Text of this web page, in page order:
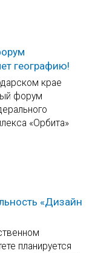
географию!
крае
форум
«Орбита»
«Дизайн
планируется